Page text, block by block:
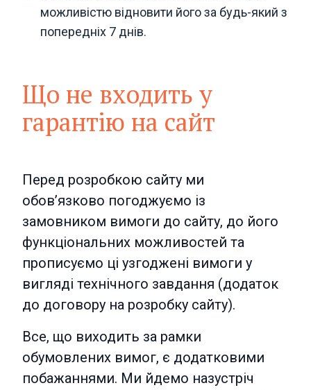
можливістю відновити його за будь-який з
попередніх 7 днів.
Що не входить у
гарантію на сайт
Перед розробкою сайту ми
обов’язково погоджуємо із
замовником вимоги до сайту, до його
функціональних можливостей та
прописуємо ці узгоджені вимоги у
вигляді технічного завдання (додаток
до договору на розробку сайту).
Все, що виходить за рамки
обумовлених вимог, є додатковими
побажаннями. Ми йдемо назустріч